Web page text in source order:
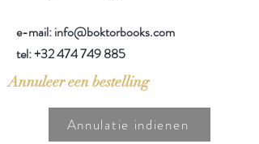
e-mail: info@boktorbooks.com
tel:+32 474 749 885
Annuleer een bestelling
Annulatie indienen